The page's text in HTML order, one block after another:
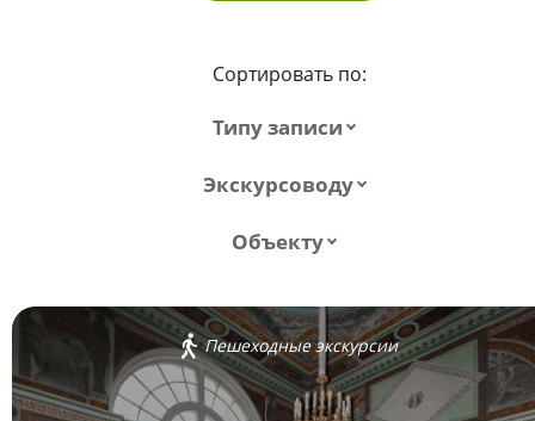
Сортировать по:
Типу записи
Экскурсоводу
Объекту
Пешеходные экскурсии